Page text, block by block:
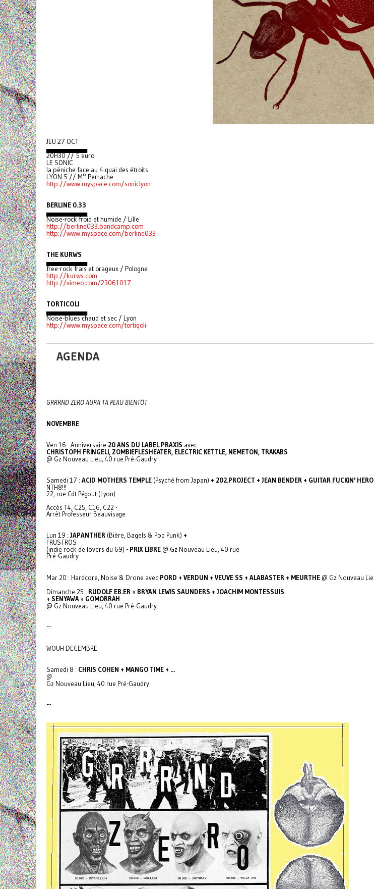
JEU 27 OCT
▄▄▄▄▄▄▄▄▄
20H30 // 5 euro
LE SONIC
la péniche face au 4 quai des étroits
LYON 5 // M° Perrache
http://www.myspace.com/soniclyon
BERLINE 0.33
▄▄▄▄▄▄▄▄▄
Noise-rock froid et humide / Lille
http://berline033.bandcamp.com
http://www.myspace.com/berline033
THE KURWS
▄▄▄▄▄▄▄▄▄
free-rock frais et orageux / Pologne
http://kurws.com
http://vimeo.com/23061017
TORTICOLI
▄▄▄▄▄▄▄▄▄
Noise-blues chaud et sec / Lyon
http://www.myspace.com/tortiqoli
AGENDA
GRRRND ZERO AURA TA PEAU BIENTÔT
NOVEMBRE
Ven 16 : Anniversaire 20 ANS DU LABEL PRAXIS avec
CHRISTOPH FRINGELI, ZOMBIEFLESHEATER, ELECTRIC KETTLE, NEMETON, TRAKABS
@ Gz Nouveau Lieu, 40 rue Pré-Gaudry
Samedi 17 : ACID MOTHERS TEMPLE (Psyché from Japan) + 202.PROJECT + JEAN BENDER + GUITAR FUCKIN'
NTH8!!!
22, rue Cdt Pégout (Lyon)
Accès T4, C25, C16, C22 -
Arrêt Professeur Beauvisage
Lun 19 : JAPANTHER (Bière, Bagels & Pop Punk) +
FRUSTROS
(indie rock de lovers du 69) - PRIX LIBRE @ Gz Nouveau Lieu, 40 rue
Pré-Gaudry
Mar 20 : Hardcore, Noise & Drone avec PORD + VERDUN + VEUVE SS + ALABASTER + MEURTHE @ Gz Nouveau
Dimanche 25 : RUDOLF EB.ER + BRYAN LEWIS SAUNDERS + JOACHIM MONTESSUIS
+ SENYAWA + GOMORRAH
@ Gz Nouveau Lieu, 40 rue Pré-Gaudry
---
WOUH DECEMBRE
Samedi 8 : CHRIS COHEN + MANGO TIME + ...
@
Gz Nouveau Lieu, 40 rue Pré-Gaudry
---